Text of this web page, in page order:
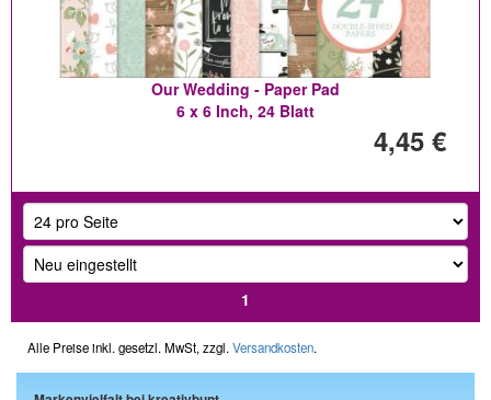
Our Wedding - Paper Pad
6 x 6 Inch, 24 Blatt
4,45 €
1
Alle Preise inkl. gesetzl. MwSt, zzgl. Versandkosten.